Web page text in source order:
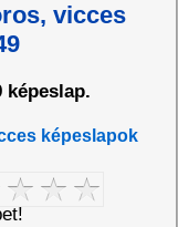
vicces
képeslap.
képeslapok